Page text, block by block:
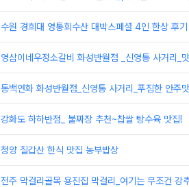
수원 경희대 영통회수산 대박스페셜 4인 한상 후기
영삼이네우정소갈비 화성반월점 _신영통 사거리_
동백연화 화성반월점_신영통 사거리_푸짐한 안주
강화도 하하반점_ 불짜장 추천~찹쌀 탕수육 맛집!
청양 칠갑산 한식 맛집 농부밥상
전주 막걸리골목 용진집 막걸리_여기는 무조건 강